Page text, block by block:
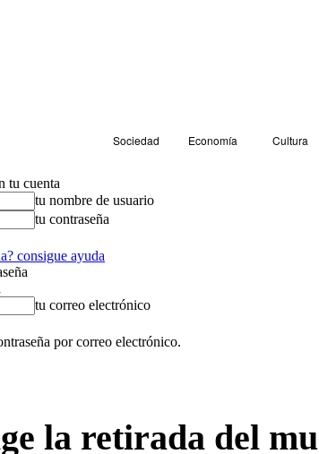
Sociedad Economía Cultura
tu cuenta
tu nombre de usuario
tu contraseña
consigue ayuda
tu correo electrónico
por correo electrónico.
la retirada del